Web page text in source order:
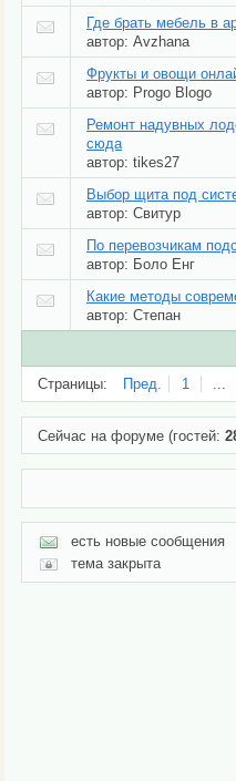
Где брать мебель в
автор: Avzhana
Фрукты и овощи
автор: Progo Blogo
Ремонт надувных
сюда
автор: tikes27
Выбор щита под
автор: Свитур
По перевозчикам
автор: Боло Енг
Какие методы
автор: Степан
Страницы: Пред. 1 ...
Сейчас на форуме (гостей:
есть новые сообщения
тема закрыта